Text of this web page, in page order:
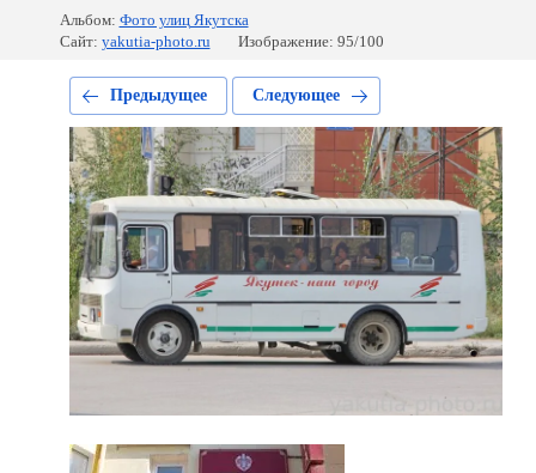
Альбом: Фото улиц Якутска
Сайт: yakutia-photo.ru Изображение: 95/100
Предыдущее Следующее